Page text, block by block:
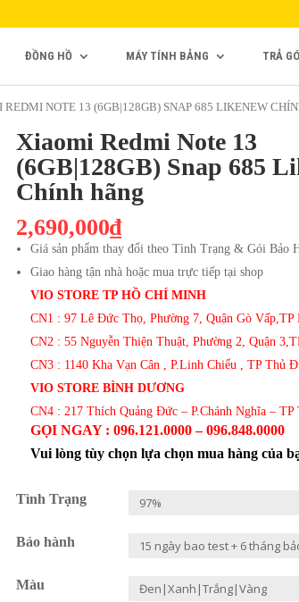
ĐỒNG HỒ MÁY TÍNH BẢNG TRẢ
REDMI NOTE 13 (6GB|128GB) SNAP 685 LIKENEW
Xiaomi Redmi Note 13
(6GB|128GB) Snap 685
Chính hãng
2,690,000₫
Giá sản phẩm thay đổi theo Tình Trạng & Gói Bảo
Giao hàng tận nhà hoặc mua trực tiếp tại shop
VIO STORE TP HỒ CHÍ MINH
CN1 : 97 Lê Đức Thọ, Phường 7, Quận Gò Vấp,TP
CN2 : 55 Nguyễn Thiện Thuật, Phường 2, Quận
CN3 : 1140 Kha Vạn Cân , P.Linh Chiểu , TP Thủ
VIO STORE BÌNH DƯƠNG
CN4 : 217 Thích Quảng Đức – P.Chánh Nghĩa – TP
GỌI NGAY : 096.121.0000 – 096.848.0000
Vui lòng tùy chọn lựa chọn mua hàng của
Tình Trạng
Bảo hành
Màu